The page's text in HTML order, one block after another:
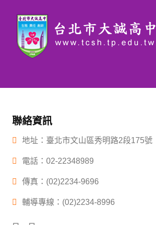
聯絡資訊
地址：臺北市文山區秀明路2段175號
電話： 02-22348989
傳真：(02)2234-9696
輔導專線：(02)2234-8996